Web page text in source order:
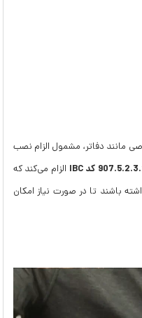
مانند دفاتر، مشمول الزام نصب
الزام می‌کند که
اضافی داشته باشند تا در صورت نیاز امکان